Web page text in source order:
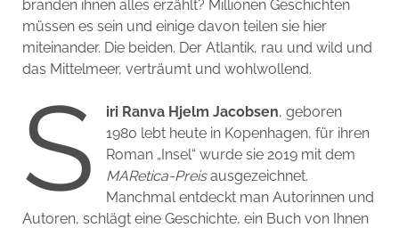
branden ihnen alles erzählt? Millionen Geschichten
müssen es sein und einige davon teilen sie hier
miteinander. Die beiden. Der Atlantik, rau und wild und
das Mittelmeer, verträumt und wohlwollend.
S iri Ranva Hjelm Jacobsen, geboren
1980 lebt heute in Kopenhagen, für ihren
Roman „Insel“ wurde sie 2019 mit dem
MARetica-Preisausgezeichnet.
Manchmal entdeckt man Autorinnen und
Autoren, schlägt eine Geschichte, ein Buch von Ihnen